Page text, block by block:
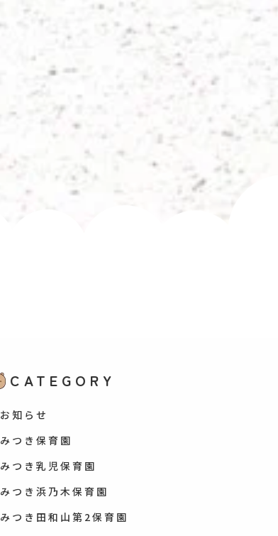
CATEGORY
お知らせ
みつき保育園
みつき乳児保育園
みつき浜乃木保育園
みつき田和山第2保育園